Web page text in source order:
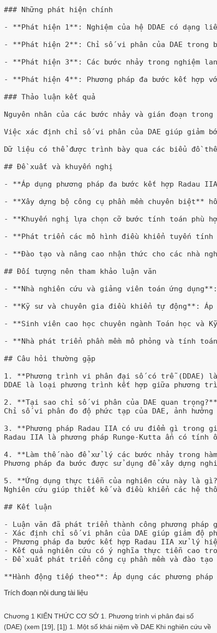
### Những phát hiện chính
- **Phát hiện 1**: Nghiệm của hệ DDAE có
- **Phát hiện 2**: Chỉ số vi phân của DAE trong
- **Phát hiện 3**: Các bước nhảy trong nghiệm
- **Phát hiện 4**: Phương pháp đa bước kết hợp
### Thảo luận kết quả
Nguyên nhân của các bước nhảy và gián đoạn
Việc xác định chỉ số vi phân của DAE giúp giảm
Dữ liệu có thể được trình bày qua các biểu đồ
## Đề xuất và khuyến nghị
- **Áp dụng phương pháp đa bước kết hợp
- **Xây dựng bộ công cụ phần mềm chuyên
- **Khuyến nghị lựa chọn cỡ bước tính toán phù
- **Phát triển các mô hình điều khiển tuyến tính
- **Đào tạo và nâng cao nhận thức cho các nhà
## Đối tượng nên tham khảo luận văn
- **Nhà nghiên cứu và giảng viên toán ứng
- **Kỹ sư và chuyên gia điều khiển tự động**:
- **Sinh viên cao học chuyên ngành Toán học
- **Nhà phát triển phần mềm mô phỏng và tính
## Câu hỏi thường gặp
1. **Phương trình vi phân đại số có trễ
DDAE là loại phương trình kết hợp giữa
2. **Tại sao chỉ số vi phân của DAE quan
Chỉ số vi phân đo độ phức tạp của DAE, ảnh
3. **Phương pháp Radau IIA có ưu điểm gì trong
Radau IIA là phương pháp Runge-Kutta ẩn có
4. **Làm thế nào để xử lý các bước nhảy trong
Phương pháp đa bước được sử dụng để xây
5. **Ứng dụng thực tiễn của nghiên cứu này là
Nghiên cứu giúp thiết kế và điều khiển các hệ
## Kết luận
- Luận văn đã phát triển thành công phương
- Xác định chỉ số vi phân của DAE giúp giảm
- Phương pháp đa bước kết hợp Radau IIA xử lý
- Kết quả nghiên cứu có ý nghĩa thực tiễn cao
- Đề xuất phát triển công cụ phần mềm và đào
Trích đoạn nội dung tài liệu
Chương 1 KIẾN THỨC CƠ SỞ 1. Phương trình vi phân đại số
(DAE) (xem [19], [1]) 1. Một số khái niệm về DAE Khi nghiên cứu về